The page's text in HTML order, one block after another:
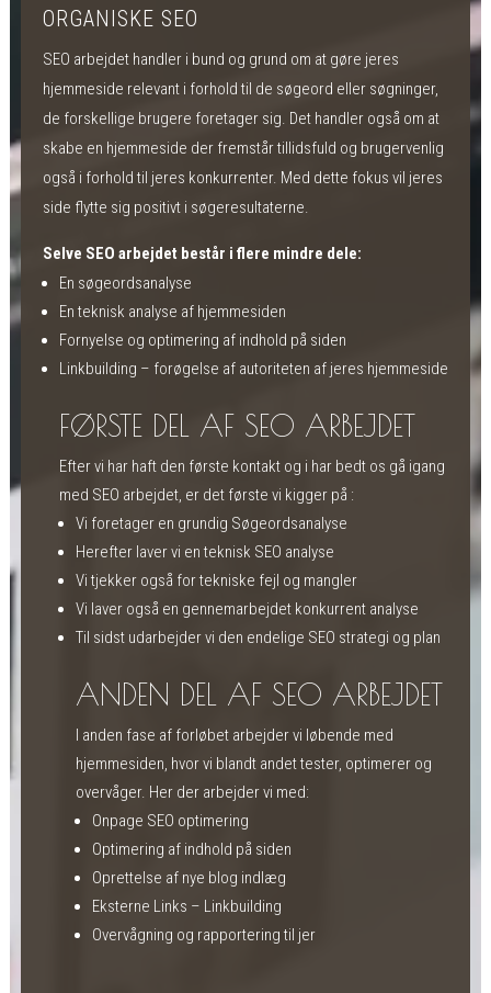
ORGANISKE SEO
SEO arbejdet handler i bund og grund om at gøre jeres
hjemmeside relevant i forhold til de søgeord eller søgninger,
de forskellige brugere foretager sig. Det handler også om at
skabe en hjemmeside der fremstår tillidsfuld og brugervenlig
også i forhold til jeres konkurrenter. Med dette fokus vil jeres
side flytte sig positivt i søgeresultaterne.
Selve SEO arbejdet består i flere mindre dele:
En søgeordsanalyse
En teknisk analyse af hjemmesiden
Fornyelse og optimering af indhold på siden
Linkbuilding – forøgelse af autoriteten af jeres hjemmeside
FØRSTE DEL AF SEO ARBEJDET
Efter vi har haft den første kontakt og i har bedt os gå igang
med SEO arbejdet, er det første vi kigger på :
Vi foretager en grundig Søgeordsanalyse
Herefter laver vi en teknisk SEO analyse
Vi tjekker også for tekniske fejl og mangler
Vi laver også en gennemarbejdet konkurrent analyse
Til sidst udarbejder vi den endelige SEO strategi og plan
ANDEN DEL AF SEO ARBEJDET
I anden fase af forløbet arbejder vi løbende med
hjemmesiden, hvor vi blandt andet tester, optimerer og
overvåger. Her der arbejder vi med:
Onpage SEO optimering
Optimering af indhold på siden
Oprettelse af nye blog indlæg
Eksterne Links – Linkbuilding
Overvågning og rapportering til jer